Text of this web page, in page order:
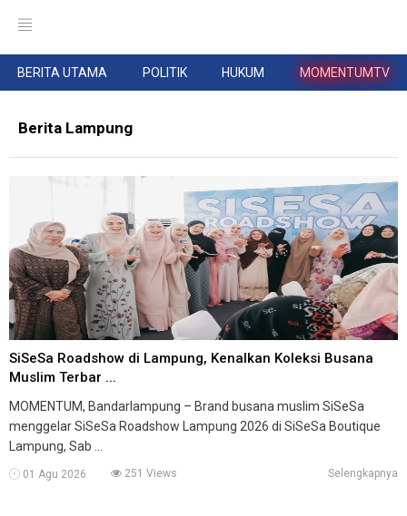
BERITA UTAMA POLITIK HUKUM MOMENTUMTV
Berita Lampung
SiSeSa Roadshow di Lampung, Kenalkan Koleksi Busana
Muslim Terbar ...
MOMENTUM, Bandarlampung – Brand busana muslim SiSeSa
menggelar SiSeSa Roadshow Lampung 2026 di SiSeSa Boutique
Lampung, Sab ...
01 Agu 2026 251 Views Selengkapnya